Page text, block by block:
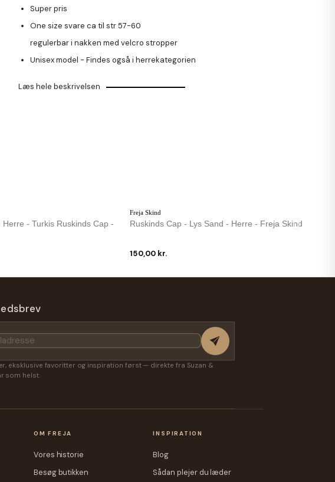
Super pris
One size svare ca til str 57-60
regulerbar i nakken med velcro stropper
Unisex model - Findes også i herrekategorien
Læs hele beskrivelsen
Herre - Turkis Ruskinds Cap -
Freja Skind
Ruskinds Cap - Lys Sand - Herre - Freja Skind
150,00 kr.
- Sort Ruskind - Freja
150,00 kr.
eksklusive favoritter og inspiration først — direkte fra Suzan &
som helst.
OM FREJA
Vores historie
Besøg butikken
INSPIRATION
Blog
Sådan plejer du læder